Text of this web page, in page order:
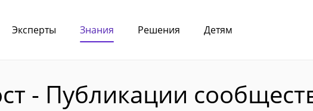
Эксперты Знания Решения Детям
- Публикации